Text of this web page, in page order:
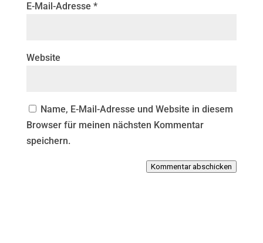
E-Mail-Adresse *
Website
Name, E-Mail-Adresse und Website in diesem
Browser für meinen nächsten Kommentar
speichern.
Kommentar abschicken